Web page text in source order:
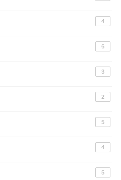
4
6
3
2
5
4
5